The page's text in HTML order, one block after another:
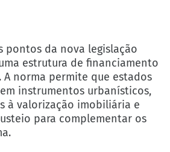
pontos da nova legislação
estrutura de financiamento
A norma permite que estados
instrumentos urbanísticos,
à valorização imobiliária e
para complementar os